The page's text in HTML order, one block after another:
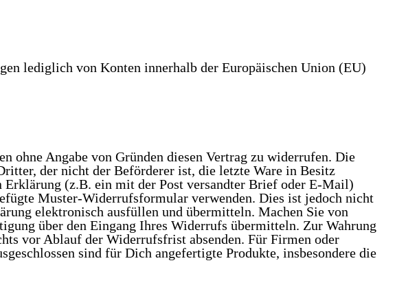
lediglich von Konten innerhalb der Europäischen Union (EU)
ohne Angabe von Gründen diesen Vertrag zu widerrufen. Die
der nicht der Beförderer ist, die letzte Ware in Besitz
Erklärung (z.B. ein mit der Post versandter Brief oder E-Mail)
Muster-Widerrufsformular verwenden. Dies ist jedoch nicht
elektronisch ausfüllen und übermitteln. Machen Sie von
über den Eingang Ihres Widerrufs übermitteln. Zur Wahrung
vor Ablauf der Widerrufsfrist absenden. Für Firmen oder
sind für Dich angefertigte Produkte, insbesondere die